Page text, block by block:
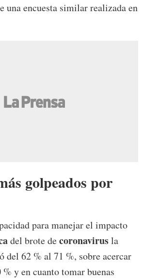
una encuesta similar realizada en
golpeados por
para manejar el impacto
del brote decoronavirusla
del 62 % al 71 %, sobre acercar
y en cuanto tomar buenas